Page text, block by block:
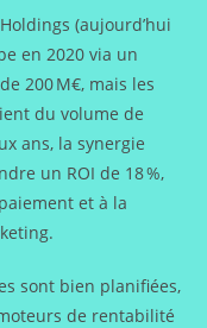
(aujourd’hui
en 2020 via un
200 M€, mais les
du volume de
ans, la synergie
un ROI de 18 %,
et à la
sont bien planifiées,
de rentabilité